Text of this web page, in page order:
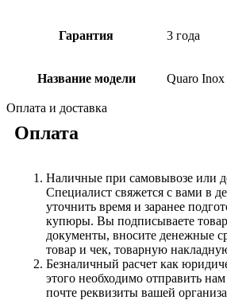
Гарантия 3 года
Название модели Quaro Inox
Оплата и доставка
Оплата
Наличные при самовывозе или
Специалист свяжется с вами в
уточнить время и заранее
купюры. Вы подписываете
документы, вносите денежные
товар и чек, товарную
Безналичный расчет как
этого необходимо отправить
почте реквизиты вашей